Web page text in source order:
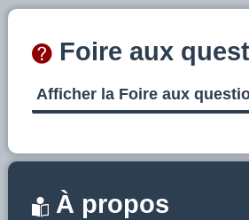
Foire aux
Afficher la Foire aux
À propos